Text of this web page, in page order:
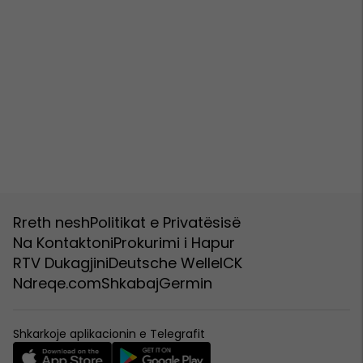
Rreth neshPolitikat e Privatësisë
Na KontaktoniProkurimi i Hapur
RTV DukagjiniDeutsche WelleICK
Ndreqe.comShkabajGermin
Shkarkoje aplikacionin e Telegrafit